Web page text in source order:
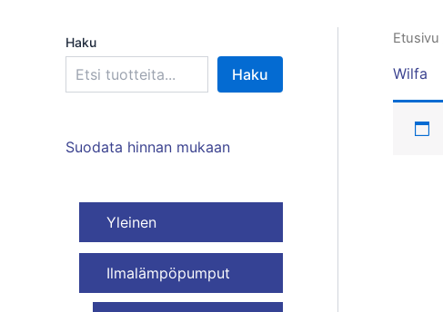
Haku
Haku
Suodata hinnan mukaan
Yleinen
Ilmalämpöpumput
Etusivu
Wilfa